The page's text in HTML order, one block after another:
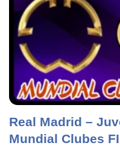
Real Madrid –
Mundial Clubes